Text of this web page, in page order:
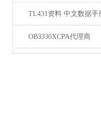
OB3330XCPA代理商